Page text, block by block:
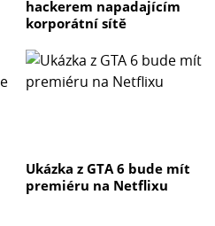
hackerem napadajícím
korporátní sítě
Ukázka z GTA 6 bude mít
premiéru na Netflixu